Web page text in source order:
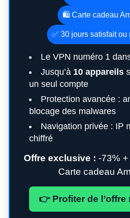
🛍️ Carte cadeau
✅ 30 jours satisfait ou
Le VPN numéro 1
Jusqu’à 10 appareils
un seul compte
Protection avancée :
blocage des malwares
Navigation privée : IP
chiffré
Offre exclusive : -73%
Carte cadeau
👉 Profiter de